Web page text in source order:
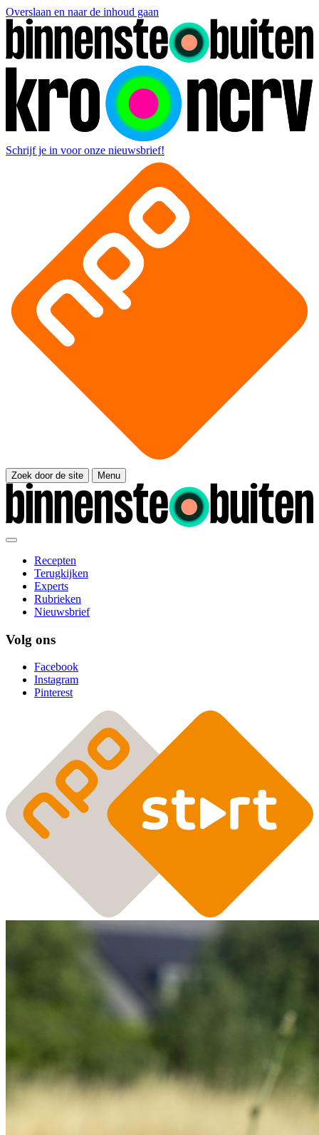
Overslaan en naar de inhoud gaan
Schrijf je in voor onze nieuwsbrief!
Zoek door de site Menu
Recepten
Terugkijken
Experts
Rubrieken
Nieuwsbrief
Volg ons
Facebook
Instagram
Pinterest